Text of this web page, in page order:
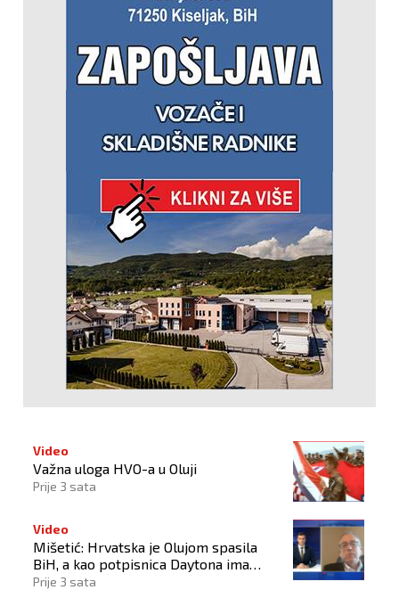
Video
Važna uloga HVO-a u Oluji
Prije 3 sata
Video
Mišetić: Hrvatska je Olujom spasila
BiH, a kao potpisnica Daytona ima
puno pravo štititi hrvatski narod
Prije 3 sata